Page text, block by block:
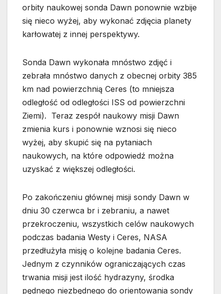
orbity naukowej sonda Dawn ponownie wzbije
się nieco wyżej, aby wykonać zdjęcia planety
karłowatej z innej perspektywy.
Sonda Dawn wykonała mnóstwo zdjęć i
zebrała mnóstwo danych z obecnej orbity 385
km nad powierzchnią Ceres (to mniejsza
odległość od odległości ISS od powierzchni
Ziemi). Teraz zespół naukowy misji Dawn
zmienia kurs i ponownie wznosi się nieco
wyżej, aby skupić się na pytaniach
naukowych, na które odpowiedź można
uzyskać z większej odległości.
Po zakończeniu głównej misji sondy Dawn w
dniu 30 czerwca br i zebraniu, a nawet
przekroczeniu, wszystkich celów naukowych
podczas badania Westy i Ceres, NASA
przedłużyła misję o kolejne badania Ceres.
Jednym z czynników ograniczających czas
trwania misji jest ilość hydrazyny, środka
pędnego niezbędnego do orientowania sondy